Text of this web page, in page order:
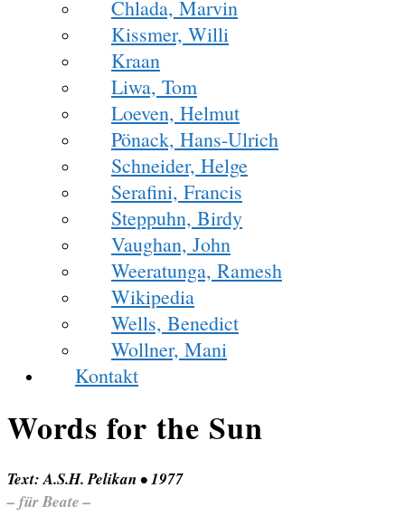
Chlada, Marvin
Kissmer, Willi
Kraan
Liwa, Tom
Loeven, Helmut
Pönack, Hans-Ulrich
Schneider, Helge
Serafini, Francis
Steppuhn, Birdy
Vaughan, John
Weeratunga, Ramesh
Wikipedia
Wells, Benedict
Wollner, Mani
Kontakt
Words for the Sun
Text: A.S.H. Pelikan • 1977
– für Beate –